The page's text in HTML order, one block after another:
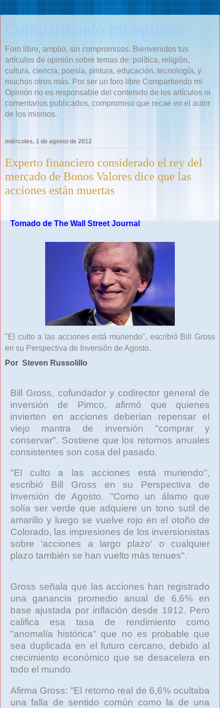
Compartiendo mi opinión
Foro libre, amplio, sin compromisos. Bienvenidos tus
artículos de opinión sobre temas de: política, religión,
cultura, ciencia, poesía, pintura, educación, tecnología, y
muchos otros más. Por ser un foro libre Compartiendo mi
Opinión no es responsable del contenido de los artículos ni
comentarios publicados, compromiso que recae en el autor
de los mismos.
miércoles, 1 de agosto de 2012
Experto financiero considerado el rey del
mercado de Bonos Valores dice que las
acciones están muertas
Tomado de The Wall Street Journal
"El culto a las acciones está muriendo", escribió Bill Gross
en su Perspectiva de Inversión de Agosto.
Por Steven Russolillo
Bill Gross, cofundador y codirector general de
inversión de Pimco, afirmó que quienes
invierten en acciones deberían repensar el
viejo mantra de inversión "comprar y
conservar". Sostiene que los retornos anuales
consistentes son cosa del pasado.
"El culto a las acciones está muriendo",
escribió Bill Gross en su Perspectiva de
Inversión de Agosto. "Como un álamo que
solía ser verde que adquiere un tono sutil de
amarillo y luego se vuelve rojo en el otoño de
Colorado, las impresiones de los inversionistas
sobre 'acciones a largo plazo' o cualquier
plazo también se han vuelto más tenues".
Gross señala que las acciones han registrado
una ganancia promedio anual de 6,6% en
base ajustada por inflación desde 1912. Pero
califica esa tasa de rendimiento como
"anomalía histórica" que no es probable que
sea duplicada en el futuro cercano, debido al
crecimiento económico que se desacelera en
todo el mundo.
Afirma Gross: "El retorno real de 6,6% ocultaba
una falla de sentido común como la de una